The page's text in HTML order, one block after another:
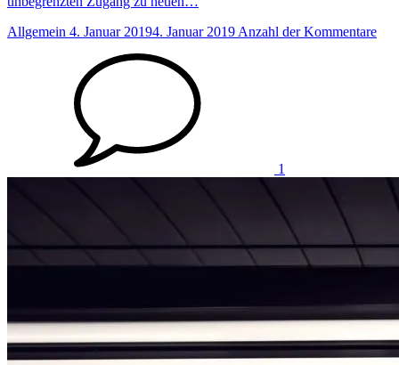
Allgemein 4. Januar 20194. Januar 2019 Anzahl der Kommentare
1